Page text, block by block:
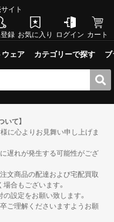
イト
録 お気に入り ログイン カート
ェア カテゴリーで探す
て】
に心よりお見舞い申し上げま
遅れが発生する可能性がござ
文商品の配達および宅配買取
合もございます。
設定をお願い致します。
ご理解くださいますようお願